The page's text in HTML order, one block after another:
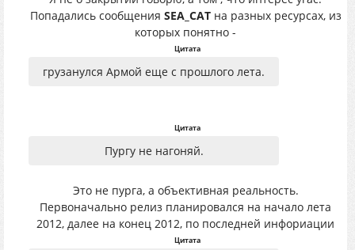
Попадались сообщения SEA_CATна разных ресурсах, из
которых понятно -
Цитата
грузанулся Армой еще с прошлого лета.
Цитата
Пургу не нагоняй.
Это не пурга, а объективная реальность.
Первоначально релиз планировался на начало лета
2012, далее на конец 2012, по последней инфориации
Цитата